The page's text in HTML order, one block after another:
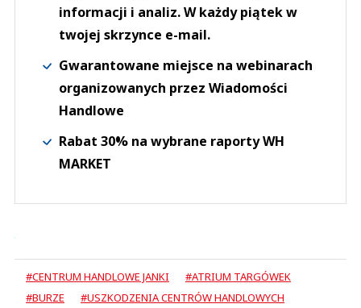
informacji i analiz. W każdy piątek w
twojej skrzynce e-mail.
Gwarantowane miejsce na webinarach
organizowanych przez Wiadomości
Handlowe
Rabat 30% na wybrane raporty WH
MARKET
#CENTRUM HANDLOWE JANKI
#ATRIUM TARGÓWEK
#BURZE
#USZKODZENIA CENTRÓW HANDLOWYCH